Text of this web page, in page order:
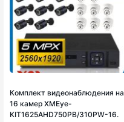
Комплект видеонаблюдения на
16 камер XMEye-
KIT1625AHD750PB/310PW-16.